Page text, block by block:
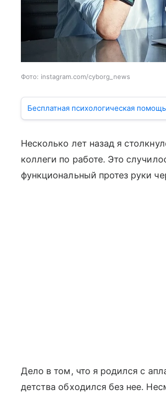
Фото: instagram.com/cyborg_news
Бесплатная психологическая
Несколько лет назад я
коллеги по работе. Это
функциональный протез руки
Дело в том, что я родился с
детства обходился без нее.